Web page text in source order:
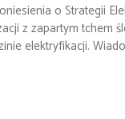
o Strategii
z zapartym tchem
elektryfikacji.